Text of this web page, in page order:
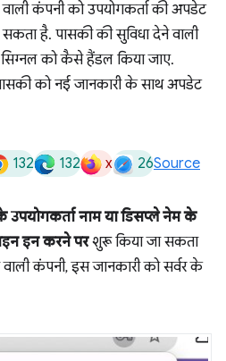
कंपनी को उपयोगकर्ता की अपडेट
है. पासकी की सुविधा देने वाली
को कैसे हैंडल किया जाए.
को नई जानकारी के साथ अपडेट
132 132 x 26Source
उपयोगकर्ता नाम या डिसप्ले नेम के
इन करने परशुरू किया जा सकता
कंपनी, इस जानकारी को सर्वर के